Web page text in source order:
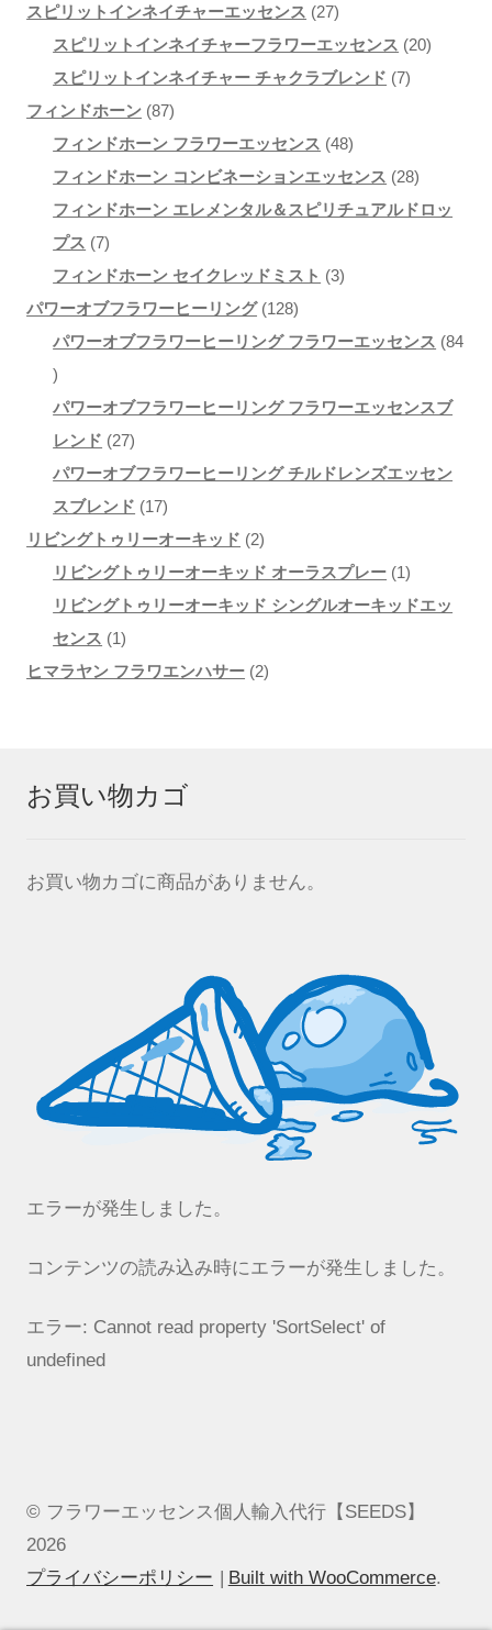
商
品
商
品
の
商
スピリットインネイチャーエッセンス 2727
個
の
品
スピリットインネイチャーフラワーエッセンス 2020
スピリットインネイチャー チャクラブレンド 77
商
品
フィンドホーン 8787
個
の
商
フィンドホーン フラワーエッセンス 4848
個
の
フィンドホーン コンビネーションエッセンス 2828
個
フィンドホーン エレメンタル＆スピリチュアルドロッ
プス
77
個
の
商
フィンドホーン セイクレッドミスト 33
の
品
パワーオブフラワーヒーリング 128128
個
商
パワーオブフラワーヒーリング フラワーエッセンス
84
84
個
の
商
品
パワーオブフラワーヒーリング フラワーエッセンスブ
レンド
2727
個
の
商
品
パワーオブフラワーヒーリング チルドレンズエッセン
スブレンド
1717
個
の
商
リビングトゥリーオーキッド 22
個
の
品
リビングトゥリーオーキッド オーラスプレー 11
個
リビングトゥリーオーキッド シングルオーキッドエッ
センス
11
個
ヒマラヤン フラワエンハサー 22
お買い物カゴ
お買い物カゴに商品がありません。
エラーが発生しました。
コンテンツの読み込み時にエラーが発生しました。
エラー: Cannot read property 'SortSelect' of
undefined
© フラワーエッセンス個人輸入代行【SEEDS】
2026
プライバシーポリシー
Built with WooCommerce.